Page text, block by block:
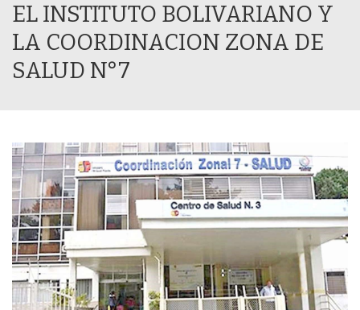
EL INSTITUTO BOLIVARIANO Y
LA COORDINACION ZONA DE
SALUD N°7